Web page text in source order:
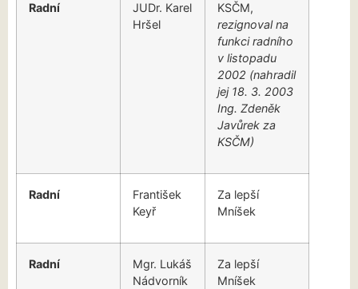
Radní
JUDr. Karel
Hršel
KSČM,
rezignoval na
funkci radního
v listopadu
2002 (nahradil
jej 18. 3. 2003
Ing. Zdeněk
Javůrek za
KSČM)
Radní
František
Keyř
Za lepší
Mníšek
Radní
Mgr. Lukáš
Nádvorník
Za lepší
Mníšek